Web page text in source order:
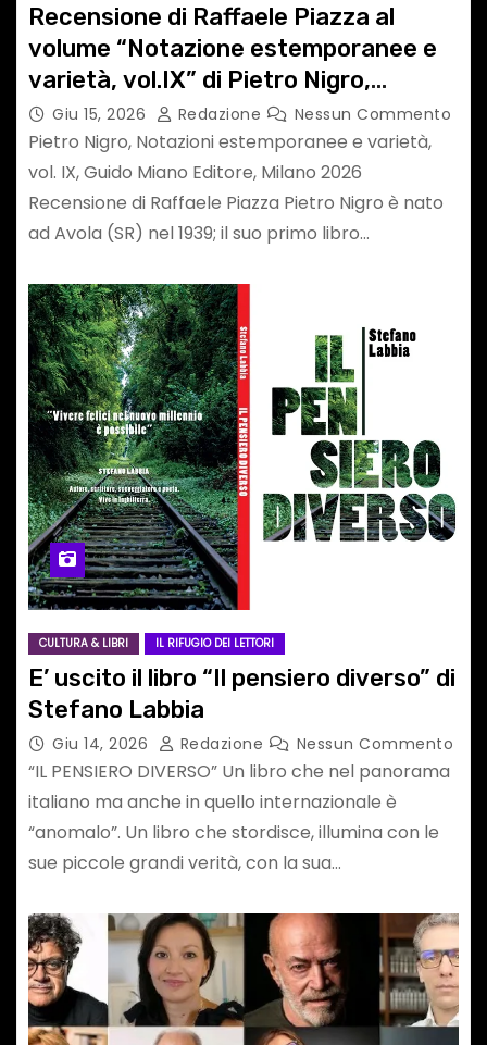
Recensione di Raffaele Piazza al
volume “Notazione estemporanee e
varietà, vol.IX” di Pietro Nigro,
docente e scrittore di Noto (SR)
Giu 15, 2026 Redazione Nessun Commento
Pietro Nigro, Notazioni estemporanee e varietà,
vol. IX, Guido Miano Editore, Milano 2026
Recensione di Raffaele Piazza Pietro Nigro è nato
ad Avola (SR) nel 1939; il suo primo libro…
CULTURA & LIBRI IL RIFUGIO DEI LETTORI
E’ uscito il libro “Il pensiero diverso” di
Stefano Labbia
Giu 14, 2026 Redazione Nessun Commento
“IL PENSIERO DIVERSO” Un libro che nel panorama
italiano ma anche in quello internazionale è
“anomalo”. Un libro che stordisce, illumina con le
sue piccole grandi verità, con la sua…